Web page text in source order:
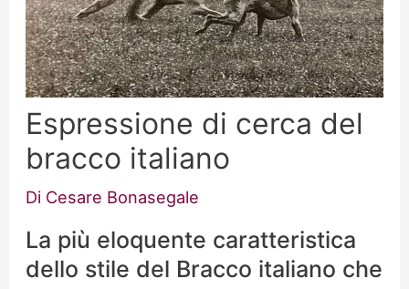
Espressione di cerca del
bracco italiano
Di Cesare Bonasegale
La più eloquente caratteristica
dello stile del Bracco italiano che